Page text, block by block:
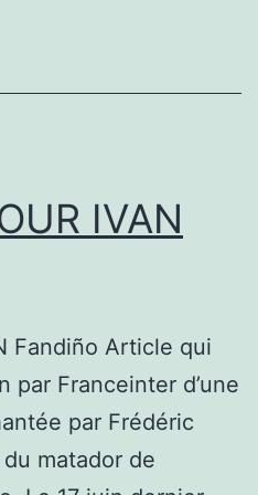
IVAN
Fandiño Article qui
par Franceinter d’une
par Frédéric
matador de